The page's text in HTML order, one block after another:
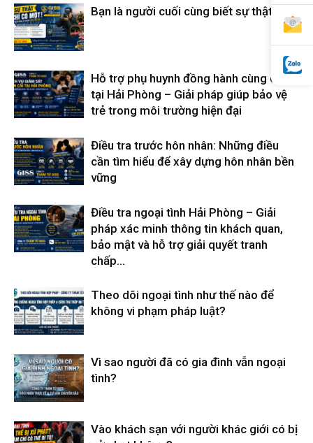
Bạn là người cuối cùng biết sự thật
Hỗ trợ phụ huynh đồng hành cùng con
tại Hải Phòng – Giải pháp giúp bảo vệ
trẻ trong môi trường hiện đại
Điều tra trước hôn nhân: Những điều
cần tìm hiểu để xây dựng hôn nhân bền
vững
Điều tra ngoại tình Hải Phòng – Giải
pháp xác minh thông tin khách quan,
bảo mật và hỗ trợ giải quyết tranh
chấp...
Theo dõi ngoại tình như thế nào để
không vi phạm pháp luật?
Vì sao người đã có gia đình vẫn ngoại
tình?
Vào khách sạn với người khác giới có bị